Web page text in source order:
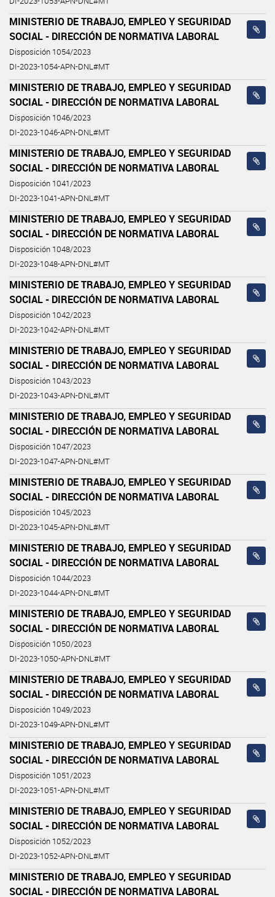
MINISTERIO DE TRABAJO, EMPLEO Y SEGURIDAD
SOCIAL - DIRECCIÓN DE NORMATIVA LABORAL
Disposición 1054/2023
DI-2023-1054-APN-DNL#MT
MINISTERIO DE TRABAJO, EMPLEO Y SEGURIDAD
SOCIAL - DIRECCIÓN DE NORMATIVA LABORAL
Disposición 1046/2023
DI-2023-1046-APN-DNL#MT
MINISTERIO DE TRABAJO, EMPLEO Y SEGURIDAD
SOCIAL - DIRECCIÓN DE NORMATIVA LABORAL
Disposición 1041/2023
DI-2023-1041-APN-DNL#MT
MINISTERIO DE TRABAJO, EMPLEO Y SEGURIDAD
SOCIAL - DIRECCIÓN DE NORMATIVA LABORAL
Disposición 1048/2023
DI-2023-1048-APN-DNL#MT
MINISTERIO DE TRABAJO, EMPLEO Y SEGURIDAD
SOCIAL - DIRECCIÓN DE NORMATIVA LABORAL
Disposición 1042/2023
DI-2023-1042-APN-DNL#MT
MINISTERIO DE TRABAJO, EMPLEO Y SEGURIDAD
SOCIAL - DIRECCIÓN DE NORMATIVA LABORAL
Disposición 1043/2023
DI-2023-1043-APN-DNL#MT
MINISTERIO DE TRABAJO, EMPLEO Y SEGURIDAD
SOCIAL - DIRECCIÓN DE NORMATIVA LABORAL
Disposición 1047/2023
DI-2023-1047-APN-DNL#MT
MINISTERIO DE TRABAJO, EMPLEO Y SEGURIDAD
SOCIAL - DIRECCIÓN DE NORMATIVA LABORAL
Disposición 1045/2023
DI-2023-1045-APN-DNL#MT
MINISTERIO DE TRABAJO, EMPLEO Y SEGURIDAD
SOCIAL - DIRECCIÓN DE NORMATIVA LABORAL
Disposición 1044/2023
DI-2023-1044-APN-DNL#MT
MINISTERIO DE TRABAJO, EMPLEO Y SEGURIDAD
SOCIAL - DIRECCIÓN DE NORMATIVA LABORAL
Disposición 1050/2023
DI-2023-1050-APN-DNL#MT
MINISTERIO DE TRABAJO, EMPLEO Y SEGURIDAD
SOCIAL - DIRECCIÓN DE NORMATIVA LABORAL
Disposición 1049/2023
DI-2023-1049-APN-DNL#MT
MINISTERIO DE TRABAJO, EMPLEO Y SEGURIDAD
SOCIAL - DIRECCIÓN DE NORMATIVA LABORAL
Disposición 1051/2023
DI-2023-1051-APN-DNL#MT
MINISTERIO DE TRABAJO, EMPLEO Y SEGURIDAD
SOCIAL - DIRECCIÓN DE NORMATIVA LABORAL
Disposición 1052/2023
DI-2023-1052-APN-DNL#MT
MINISTERIO DE TRABAJO, EMPLEO Y SEGURIDAD
SOCIAL - DIRECCIÓN DE NORMATIVA LABORAL